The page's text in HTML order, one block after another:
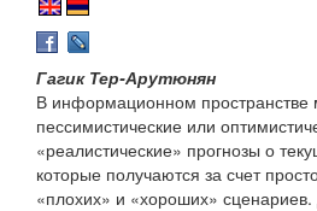
Гагик Тер-Арутюнян
В информационном пространстве
пессимистические или
«реалистические» прогнозы о
которые получаются за счет
«плохих» и «хороших» сценариев.